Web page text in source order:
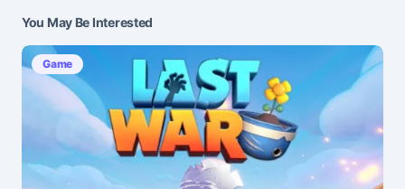
You May Be Interested
Game